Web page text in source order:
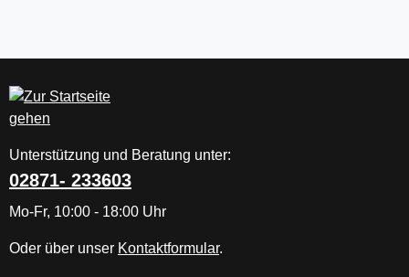
Unterstützung und Beratung unter:
02871- 233603
Mo-Fr, 10:00 - 18:00 Uhr
Oder über unser Kontaktformular.